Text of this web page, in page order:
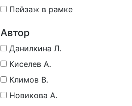
Пейзаж в рамке
Автор
Данилкина Л.
Киселев А.
Климов В.
Новикова А.